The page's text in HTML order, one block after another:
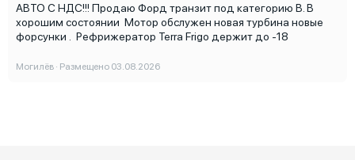
АВТО С НДС!!! Продаю Форд транзит под категорию В. В
хорошим состоянии Мотор обслужен новая турбина новые
форсунки . Рефрижератор Terra Frigo держит до -18
Могилёв · Размещено 03.08.2026